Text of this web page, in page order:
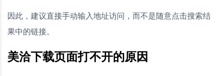
因此，建议直接手动输入地址访问，而不是随意点击搜索结
果中的链接。
美洽下载页面打不开的原因